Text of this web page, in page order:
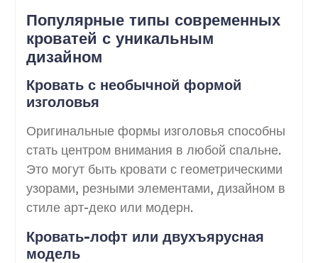
Популярные типы современных
кроватей с уникальным
дизайном
Кровать с необычной формой
изголовья
Оригинальные формы изголовья способны
стать центром внимания в любой спальне.
Это могут быть кровати с геометрическими
узорами, резными элементами, дизайном в
стиле арт-деко или модерн.
Кровать-лофт или двухъярусная
модель